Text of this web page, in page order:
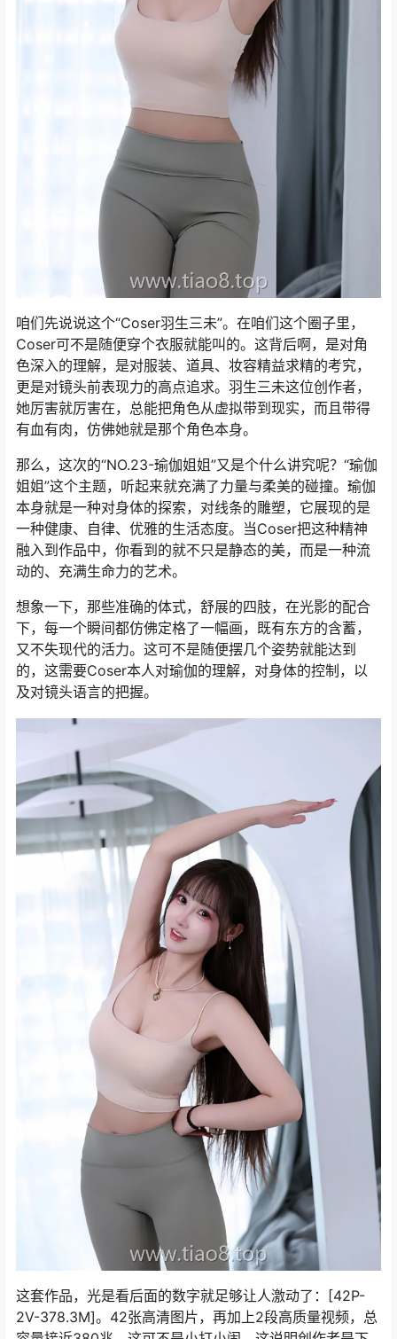
咱们先说说这个“Coser羽生三未”。在咱们这个圈子里，
Coser可不是随便穿个衣服就能叫的。这背后啊，是对角
色深入的理解，是对服装、道具、妆容精益求精的考究，
更是对镜头前表现力的高点追求。羽生三未这位创作者，
她厉害就厉害在，总能把角色从虚拟带到现实，而且带得
有血有肉，仿佛她就是那个角色本身。
那么，这次的“NO.23-瑜伽姐姐”又是个什么讲究呢？“瑜伽
姐姐”这个主题，听起来就充满了力量与柔美的碰撞。瑜伽
本身就是一种对身体的探索，对线条的雕塑，它展现的是
一种健康、自律、优雅的生活态度。当Coser把这种精神
融入到作品中，你看到的就不只是静态的美，而是一种流
动的、充满生命力的艺术。
想象一下，那些准确的体式，舒展的四肢，在光影的配合
下，每一个瞬间都仿佛定格了一幅画，既有东方的含蓄，
又不失现代的活力。这可不是随便摆几个姿势就能达到
的，这需要Coser本人对瑜伽的理解，对身体的控制，以
及对镜头语言的把握。
这套作品，光是看后面的数字就足够让人激动了：[42P-
2V-378.3M]。42张高清图片，再加上2段高质量视频，总